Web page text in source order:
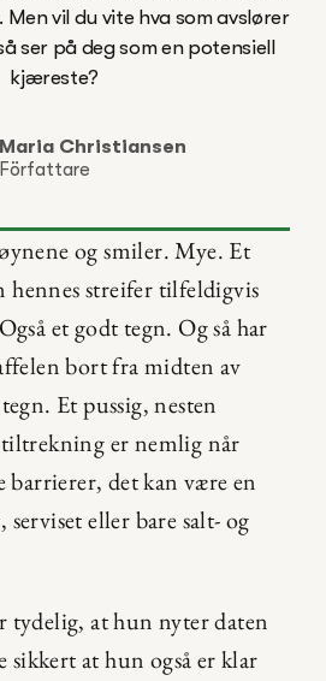
Men vil du vite hva som avslører
ser på deg som en potensiell
kjæreste?
Maria Christiansen
Författare
og smiler. Mye. Et
hennes streifer tilfeldigvis
et godt tegn. Og så har
bort fra midten av
Et pussig, nesten
er nemlig når
barrierer, det kan være en
serviset eller bare salt- og
tydelig, at hun nyter daten
sikkert at hun også er klar